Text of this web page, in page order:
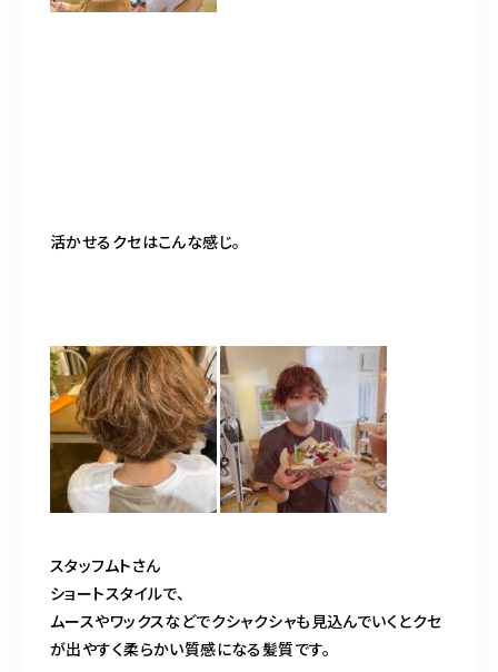
活かせるクセはこんな感じ。
スタッフムトさん
ショートスタイルで、
ムースやワックスなどでクシャクシャも見込んでいくとクセ
が出やすく柔らかい質感になる髪質です。